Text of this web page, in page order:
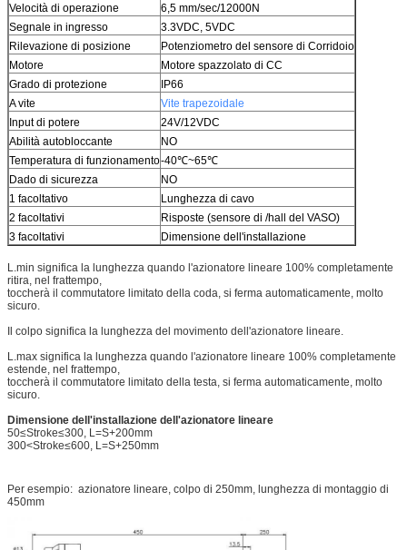
Velocità di operazione
6,5 mm/sec/12000N
Segnale in ingresso
3.3VDC, 5VDC
Rilevazione di posizione
Potenziometro del sensore di Corridoio
Motore
Motore spazzolato di CC
Grado di protezione
IP66
A vite
Vite trapezoidale
Input di potere
24V/12VDC
Abilità autobloccante
NO
Temperatura di funzionamento-40℃~65℃
Dado di sicurezza
NO
1 facoltativo
Lunghezza di cavo
2 facoltativi
Risposte (sensore di /hall del VASO)
3 facoltativi
Dimensione dell'installazione
L.min significa la lunghezza quando l'azionatore lineare 100% completamente
ritira, nel frattempo,
toccherà il commutatore limitato della coda, si ferma automaticamente, molto
sicuro.
Il colpo significa la lunghezza del movimento dell'azionatore lineare.
L.max significa la lunghezza quando l'azionatore lineare 100% completamente
estende, nel frattempo,
toccherà il commutatore limitato della testa, si ferma automaticamente, molto
sicuro.
Dimensione dell'installazione dell'azionatore lineare
50≤Stroke≤300, L=S+200mm
300<Stroke≤600, L=S+250mm
Per esempio: azionatore lineare, colpo di 250mm, lunghezza di montaggio di
450mm